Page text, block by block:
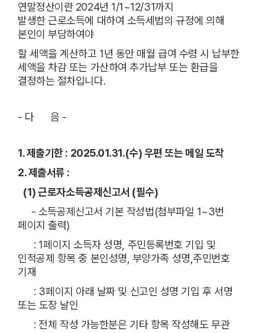
연말정산이란 2024년 1/1~12/31까지
발생한 근로소득에 대하여 소득세법의 규정에 의해
본인이 부담하여야
할 세액을 계산하고 1년 동안 매월 급여 수령 시 납부한
세액을 차감 또는 가산하여 추가납부 또는 환급을
결정하는 절차입니다.
- 다 음 -
1. 제출기한 : 2025.01.31.(수) 우편 또는 메일 도착
2. 제출서류 :
(1) 근로자소득공제신고서 (필수)
- 소득공제신고서 기본 작성법(첨부파일 1~3번
페이지 출력)
: 1페이지 소득자 성명, 주민등록번호 기입 및
인적공제 항목 중 본인성명, 부양가족 성명,주민번호
기재
: 3페이지 아래 날짜 및 신고인 성명 기입 후 서명
또는 도장 날인
: 전체 작성 가능한분은 기타 항목 작성해도 무관